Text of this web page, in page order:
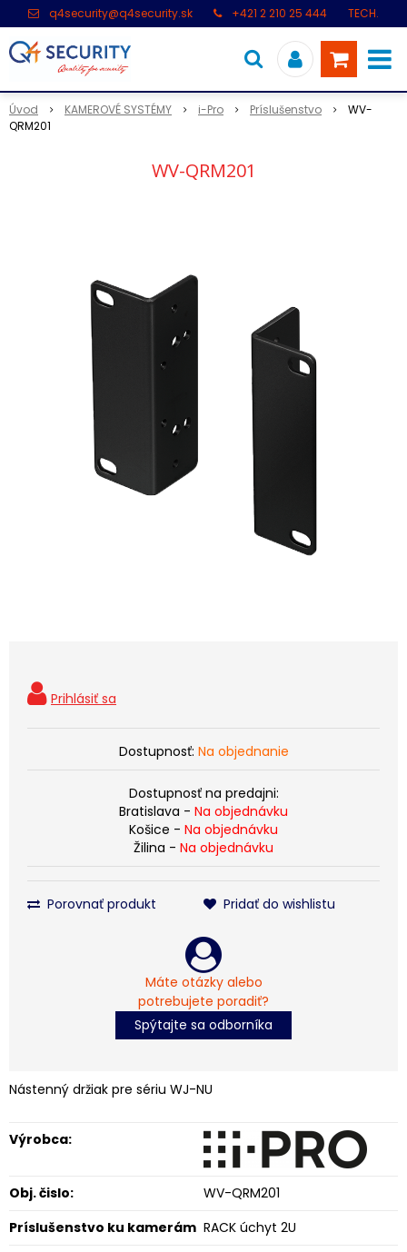
q4security@q4security.sk +421 2 210 25 444
TECH.
Úvod KAMEROVÉ SYSTÉMY i-Pro Príslušenstvo
WV-
QRM201
WV-QRM201
Dostupnosť: Na objednanie
Dostupnosť na predajni:
Bratislava - Na objednávku
Košice - Na objednávku
Žilina - Na objednávku
Porovnať produkt Pridať do wishlistu
Máte otázky alebo
potrebujete poradiť?
Spýtajte sa odborníka
Nástenný držiak pre sériu WJ-NU
Výrobca:
Obj. čislo:
WV-QRM201
Príslušenstvo ku kamerám RACK úchyt 2U